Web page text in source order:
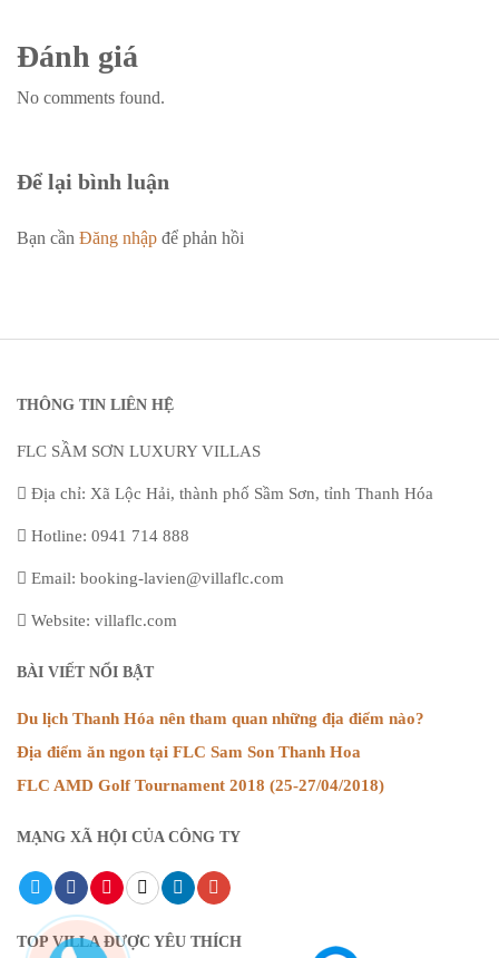
Đánh giá
No comments found.
Để lại bình luận
Bạn cần Đăng nhập để phản hồi
THÔNG TIN LIÊN HỆ
FLC SẦM SƠN LUXURY VILLAS
Địa chỉ: Xã Lộc Hải, thành phố Sầm Sơn, tỉnh Thanh Hóa
Hotline: 0941 714 888
Email: booking-lavien@villaflc.com
Website: villaflc.com
BÀI VIẾT NỔI BẬT
Du lịch Thanh Hóa nên tham quan những địa điểm nào?
Địa điểm ăn ngon tại FLC Sam Son Thanh Hoa
FLC AMD Golf Tournament 2018 (25-27/04/2018)
MẠNG XÃ HỘI CỦA CÔNG TY
TOP VILLA ĐƯỢC YÊU THÍCH